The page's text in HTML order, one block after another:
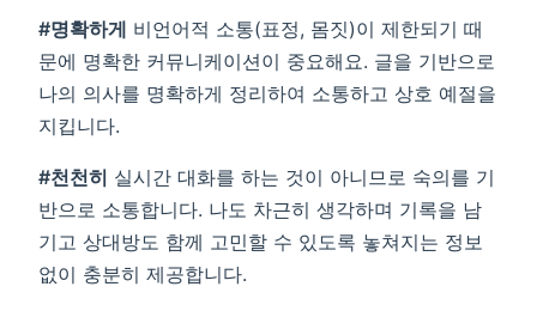
#명확하게 비언어적 소통(표정, 몸짓)이 제한되기 때
문에 명확한 커뮤니케이션이 중요해요. 글을 기반으로
나의 의사를 명확하게 정리하여 소통하고 상호 예절을
지킵니다.
#천천히 실시간 대화를 하는 것이 아니므로 숙의를 기
반으로 소통합니다. 나도 차근히 생각하며 기록을 남
기고 상대방도 함께 고민할 수 있도록 놓쳐지는 정보
없이 충분히 제공합니다.